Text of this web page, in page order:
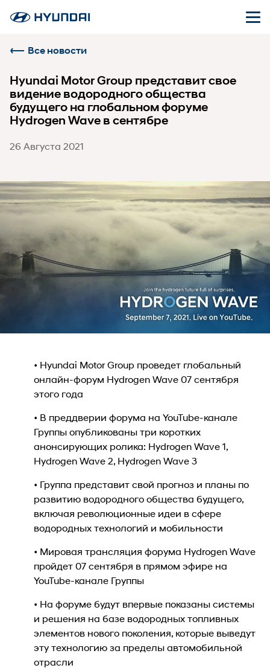
Все новости
Hyundai Motor Group представит свое
видение водородного общества
будущего на глобальном форуме
Hydrogen Wave в сентябре
26 Августа 2021
• Hyundai Motor Group проведет глобальный
онлайн-форум Hydrogen Wave 07 сентября
этого года
• В преддверии форума на YouTube-канале
Группы опубликованы три коротких
анонсирующих ролика: Hydrogen Wave 1,
Hydrogen Wave 2, Hydrogen Wave 3
• Группа представит свой прогноз и планы по
развитию водородного общества будущего,
включая революционные идеи в сфере
водородных технологий и мобильности
• Мировая трансляция форума Hydrogen Wave
пройдет 07 сентября в прямом эфире на
YouTube-канале Группы
• На форуме будут впервые показаны системы
и решения на базе водородных топливных
элементов нового поколения, которые выведут
эту технологию за пределы автомобильной
отрасли